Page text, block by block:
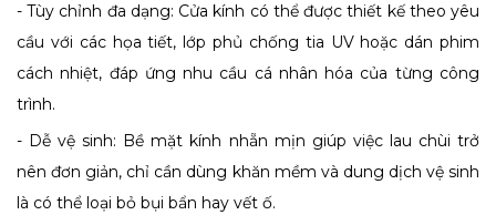
- Tùy chỉnh đa dạng: Cửa kính có thể được thiết kế theo yêu
cầu với các họa tiết, lớp phủ chống tia UV hoặc dán phim
cách nhiệt, đáp ứng nhu cầu cá nhân hóa của từng công
trình.
- Dễ vệ sinh: Bề mặt kính nhẵn mịn giúp việc lau chùi trở
nên đơn giản, chỉ cần dùng khăn mềm và dung dịch vệ sinh
là có thể loại bỏ bụi bẩn hay vết ố.